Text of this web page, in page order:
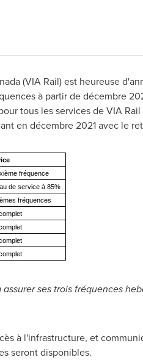
(VIA Rail) est heureuse
à partir de décembre
tous les services de VIA
en décembre 2021 avec le
fréquence
de service à 85%
fréquences
ses trois fréquences
à l'infrastructure, et
seront disponibles.